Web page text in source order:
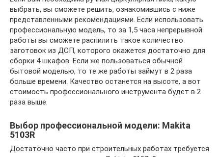
выбрать, вы сможете решить, ознакомившись с ниже
представленными рекомендациями. Если использовать
профессиональную модель, то за 1,5 часа непрерывной
работы вы сможете распилить такое количество
заготовок из ДСП, которого окажется достаточно для
сборки 4 шкафов. Если же пользоваться обычной
бытовой моделью, то те же работы займут в 2 раза
больше времени. Качество останется на высоте, а вот
стоимость профессионального инструмента будет в 2
раза выше.
Выбор профессиональной модели: Makita
5103R
Достаточно часто при строительных работах требуется